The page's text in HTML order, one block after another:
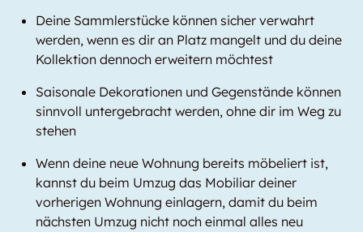
Deine Sammlerstücke können sicher verwahrt
werden, wenn es dir an Platz mangelt und du deine
Kollektion dennoch erweitern möchtest
Saisonale Dekorationen und Gegenstände können
sinnvoll untergebracht werden, ohne dir im Weg zu
stehen
Wenn deine neue Wohnung bereits möbeliert ist,
kannst du beim Umzug das Mobiliar deiner
vorherigen Wohnung einlagern, damit du beim
nächsten Umzug nicht noch einmal alles neu